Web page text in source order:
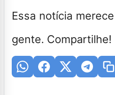
Essa notícia
gente. Compartilhe!